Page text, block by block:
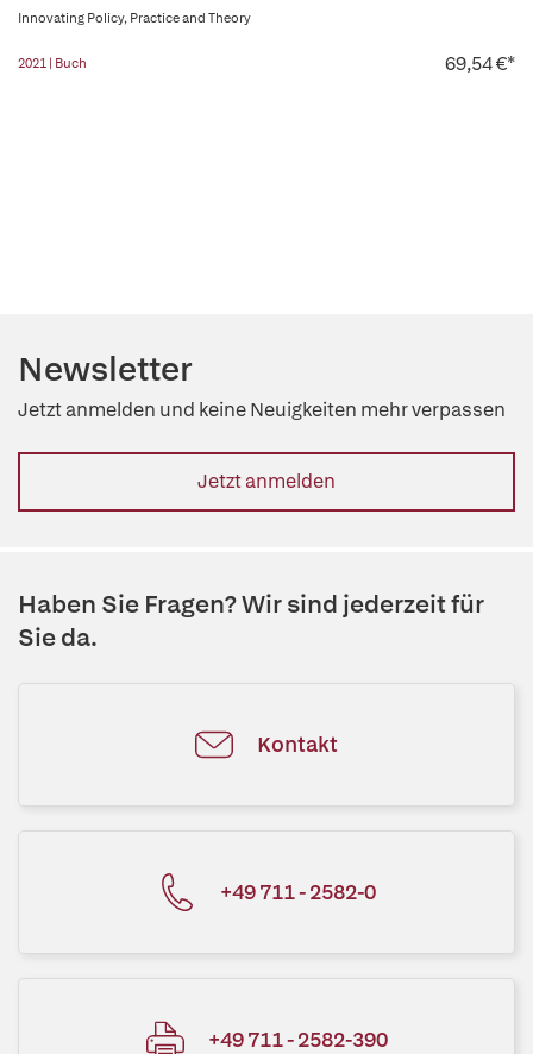
Innovating Policy, Practice and Theory
2021 | Buch 69,54 €*
Newsletter
Jetzt anmelden und keine Neuigkeiten mehr verpassen
Jetzt anmelden
Haben Sie Fragen? Wir sind jederzeit für
Sie da.
Kontakt
+49 711 - 2582-0
+49 711 - 2582-390